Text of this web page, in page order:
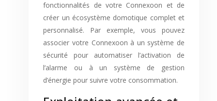
fonctionnalités de votre Connexoon et de
créer un écosystème domotique complet et
personnalisé. Par exemple, vous pouvez
associer votre Connexoon à un système de
sécurité pour automatiser l’activation de
l’alarme ou à un système de gestion
d’énergie pour suivre votre consommation.